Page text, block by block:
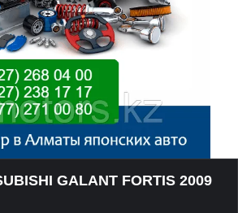
GALANT FORTIS 2009